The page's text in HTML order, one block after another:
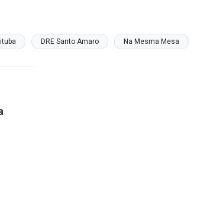
DRE Santo Amaro Na Mesma Mesa